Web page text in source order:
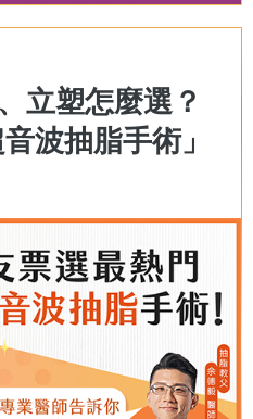
立塑怎麼選？
波抽脂手術」